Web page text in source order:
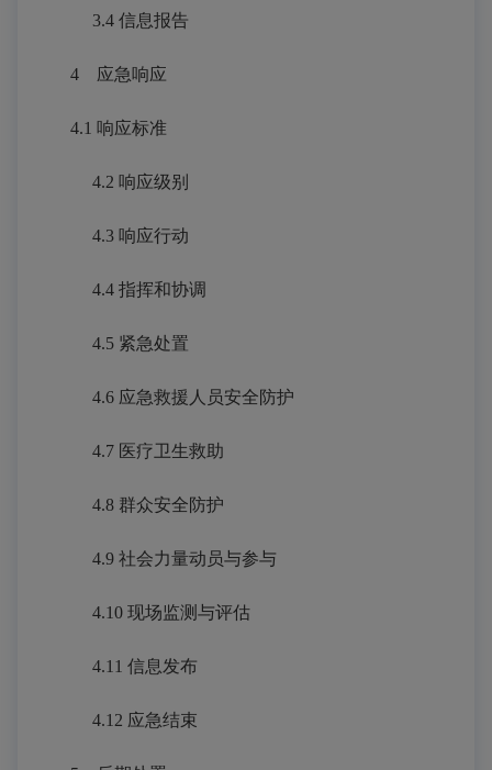
3.4 信息报告
4 应急响应
4.1 响应标准
4.2 响应级别
4.3 响应行动
4.4 指挥和协调
4.5 紧急处置
4.6 应急救援人员安全防护
4.7 医疗卫生救助
4.8 群众安全防护
4.9 社会力量动员与参与
4.10 现场监测与评估
4.11 信息发布
4.12 应急结束